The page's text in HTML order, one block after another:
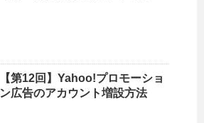
【第12回】Yahoo!プロモーショ
ン広告のアカウント増設方法